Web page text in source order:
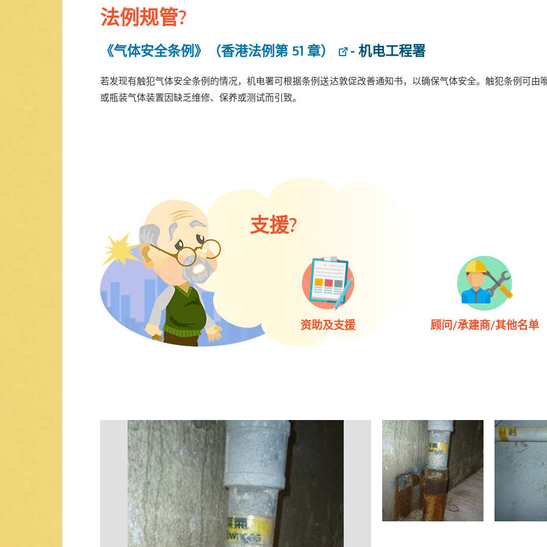
法例规管?
《气体安全条例》（香港法例第 51 章） - 机电工程署
若发现有触犯气体安全条例的情况，机电署可根据条例送达敦促改善通知书，以确保气体安全。触犯条例可由
或瓶装气体装置因缺乏维修、保养或测试而引致。
支援?
资助及支援 顾问/承建商/其他名单